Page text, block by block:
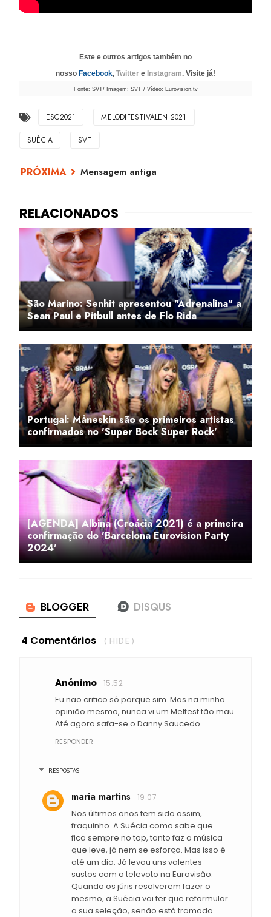
Este e outros artigos também no
nosso Facebook, Twitter e Instagram. Visite já!
Fonte: SVT/ Imagem: SVT / Vídeo: Eurovision.tv
ESC2021 MELODIFESTIVALEN 2021
SUÉCIA SVT
Mensagem antiga
São Marino: Senhit apresentou "Adrenalina" a
Sean Paul e Pitbull antes de Flo Rida
Portugal: Måneskin são os primeiros artistas
confirmados no 'Super Bock Super Rock'
[AGENDA] Albina (Croácia 2021) é a primeira
confirmação do 'Barcelona Eurovision Party
2024'
4 Comentários ( HIDE )
Anónimo 15:52
Eu nao critico só porque sim. Mas na minha
opinião mesmo, nunca vi um Melfest tão mau.
Até agora safa-se o Danny Saucedo.
RESPONDER
RESPOSTAS
maria martins 19:07
Nos últimos anos tem sido assim,
fraquinho. A Suécia como sabe que
fica sempre no top, tanto faz a música
que leve, já nem se esforça. Mas isso é
até um dia. Já levou uns valentes
sustos com o televoto na Eurovisão.
Quando os júris resolverem fazer o
mesmo, a Suécia vai ter que reformular
a sua seleção, senão está tramada.